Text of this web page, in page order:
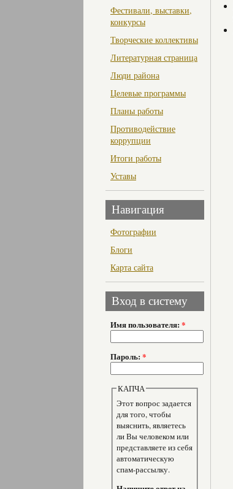
Фестивали, выставки,
конкурсы
Творческие коллективы
Литературная страница
Люди района
Целевые программы
Планы работы
Противодействие
коррупции
Итоги работы
Уставы
Навигация
Фотографии
Блоги
Карта сайта
Вход в систему
Имя пользователя: *
Пароль: *
КАПЧА
Этот вопрос задается
для того, чтобы
выяснить, являетесь
ли Вы человеком или
представляете из себя
автоматическую
спам-рассылку.